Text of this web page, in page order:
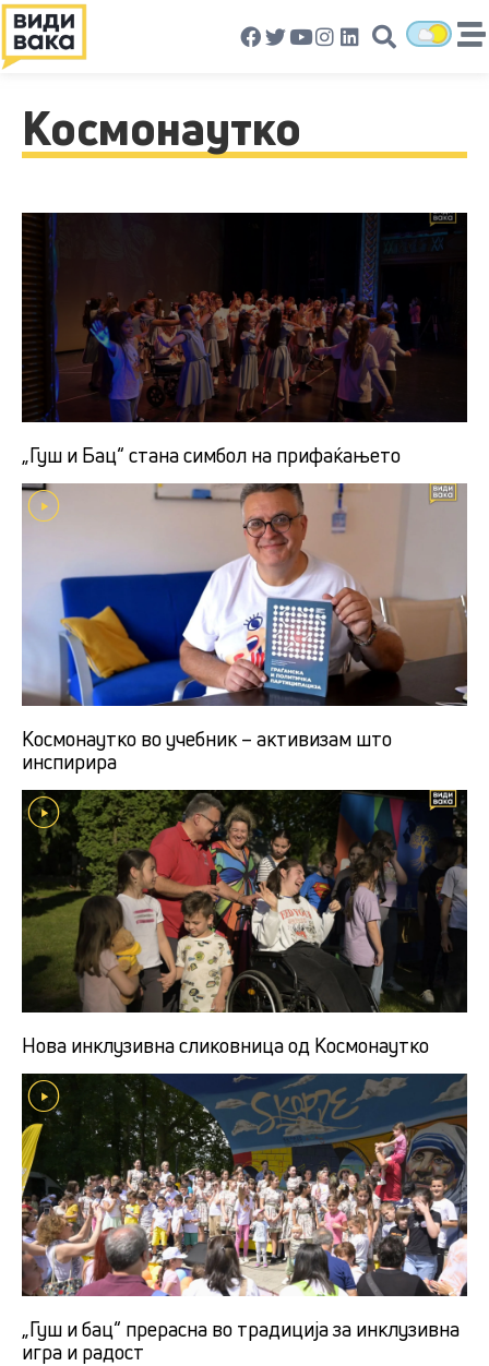
Космонаутко
„Гуш и Бац“ стана симбол на прифаќањето
Космонаутко во учебник – активизам што
инспирира
Нова инклузивна сликовница од Космонаутко
„Гуш и бац“ прерасна во традиција за инклузивна
игра и радост